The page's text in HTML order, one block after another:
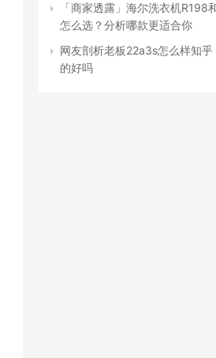
「商家透露」海尔洗衣机R198
怎么选？分析哪款更适合你
网友剖析老板22a3s怎么样知乎
的好吗